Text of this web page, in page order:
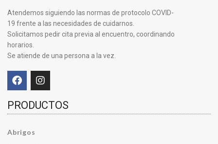
Atendemos siguiendo las normas de protocolo COVID-
19 frente a las necesidades de cuidarnos.
Solicitamos pedir cita previa al encuentro, coordinando
horarios.
Se atiende de una persona a la vez.
PRODUCTOS
Abrigos